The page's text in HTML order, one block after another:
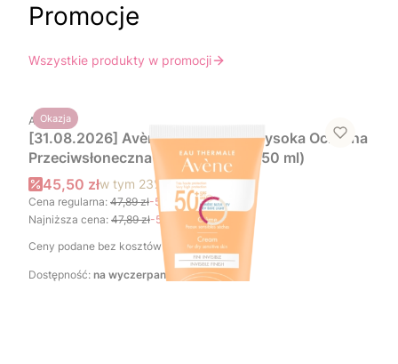
Promocje
Wszystkie produkty w promocji
Okazja
PRODUCENT
AVENE
[31.08.2026] Avène Sun Bardzo Wysoka Ochrona
Przeciwsłoneczna Krem SPF 50+ (50 ml)
Cena promocyjna brutto
45,50 złw tym 23%VAT
Cena regularna: 47,89 zł-5%
Najniższa cena: 47,89 zł-5%
Ceny podane bez kosztów dostawy.
Dostępność: na wyczerpaniu